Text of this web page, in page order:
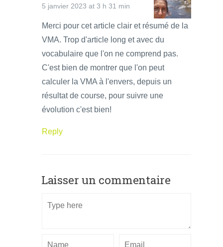
5 janvier 2023 at 3 h 31 min
Merci pour cet article clair et résumé de la
VMA. Trop d'article long et avec du
vocabulaire que l'on ne comprend pas.
C'est bien de montrer que l'on peut
calculer la VMA à l'envers, depuis un
résultat de course, pour suivre une
évolution c'est bien!
Reply
Laisser un commentaire